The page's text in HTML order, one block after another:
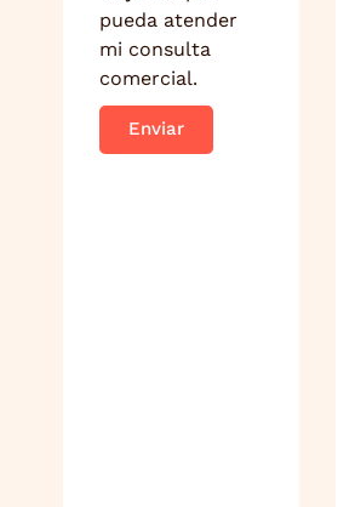
pueda atender
mi consulta
comercial.
Enviar